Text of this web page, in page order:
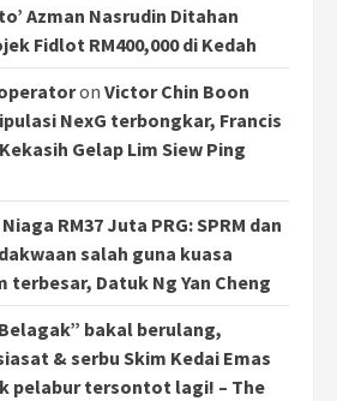
Azman Nasrudin Ditahan
Fidlot RM400,000 di Kedah
on Victor Chin Boon
NexG terbongkar, Francis
Gelap Lim Siew Ping
RM37 Juta PRG: SPRM dan
salah guna kuasa
terbesar, Datuk Ng Yan Cheng
bakal berulang,
& serbu Skim Kedai Emas
pelabur tersontot lagi! – The